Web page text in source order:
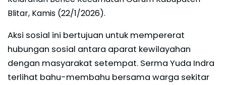
Blitar, Kamis (22/1/2026).
Aksi sosial ini bertujuan untuk mempererat
hubungan sosial antara aparat kewilayahan
dengan masyarakat setempat. Serma Yuda Indra
terlihat bahu-membahu bersama warga sekitar